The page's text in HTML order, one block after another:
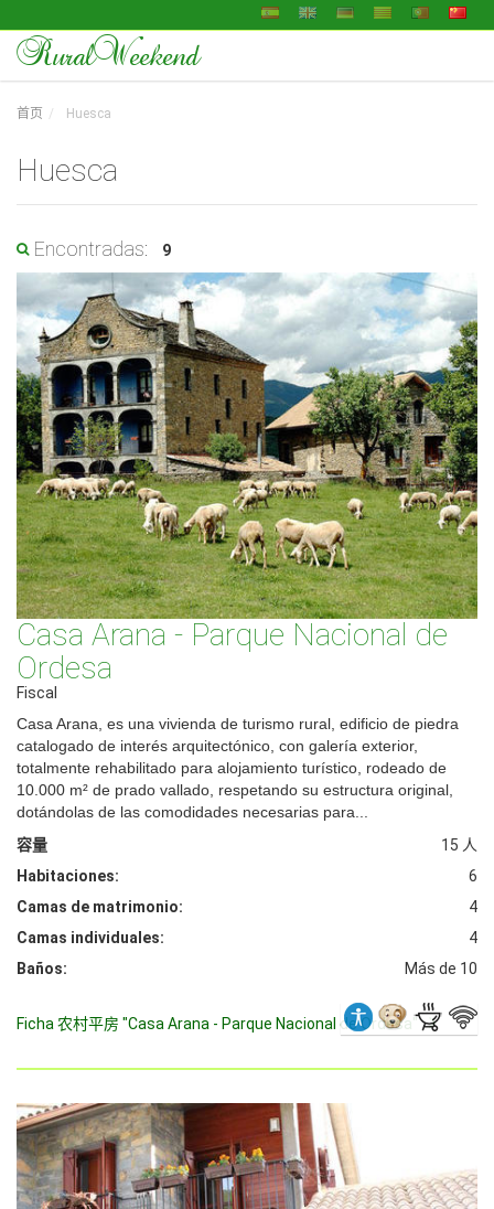
RuralWeekend
首页 Huesca
Huesca
Encontradas: 9
Casa Arana - Parque Nacional de
Ordesa
Fiscal
Casa Arana, es una vivienda de turismo rural, edificio de piedra
catalogado de interés arquitectónico, con galería exterior,
totalmente rehabilitado para alojamiento turístico, rodeado de
10.000 m² de prado vallado, respetando su estructura original,
dotándolas de las comodidades necesarias para...
容量
15 人
Habitaciones:
6
Camas de matrimonio:
4
Camas individuales:
4
Baños:
Más de 10
Ficha 农村平房 "Casa Arana - Parque Nacional de Ordesa"